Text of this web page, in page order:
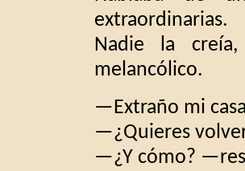
extraordinarias.
Nadie la
melancólico.
—Extraño mi
—¿Quieres
—¿Y cómo?